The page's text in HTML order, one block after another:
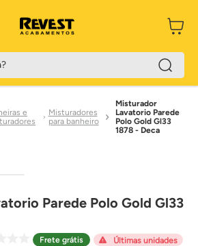
e
Misturadores
para banheiro
Misturador
Lavatorio Parede
Polo Gold Gl33
1878 - Deca
Parede Polo Gold Gl33
Frete grátis Últimas unidades